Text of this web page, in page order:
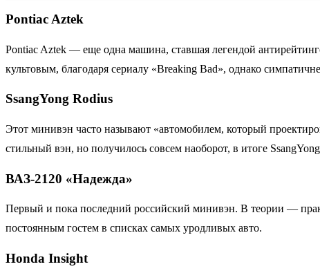
Pontiac Aztek
Pontiac Aztek — еще одна машина, ставшая легендой
культовым, благодаря сериалу «Breaking Bad», однако
SsangYong Rodius
Этот минивэн часто называют «автомобилем, который
стильный вэн, но получилось совсем наоборот, в итоге
ВАЗ-2120 «Надежда»
Первый и пока последний российский минивэн. В теории —
постоянным гостем в списках самых уродливых авто.
Honda Insight